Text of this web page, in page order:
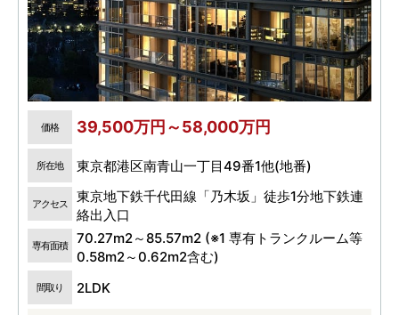
価格 39,500万円～58,000万円
所在地 東京都港区南青山一丁目49番1他(地番)
アクセス
東京地下鉄千代田線「乃木坂」徒歩1分地下鉄連
絡出入口
専有面積
70.27m2～85.57m2 (※1 専有トランクルーム等
0.58m2～0.62m2含む)
間取り 2LDK